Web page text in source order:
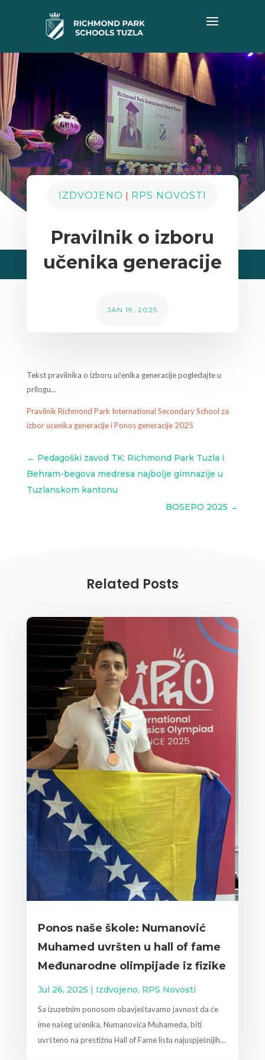
IZDVOJENO | RPS NOVOSTI
Pravilnik o izboru
učenika generacije
JAN 19, 2025
Tekst pravilnika o izboru učenika generacije pogledajte u
prilogu…
Pravilnik Richmond Park International Secondary School za
izbor ucenika generacije i Ponos generacije 2025
← Pedagoški zavod TK: Richmond Park Tuzla i
Behram-begova medresa najbolje gimnazije u
Tuzlanskom kantonu
BOSEPO 2025 →
Related Posts
Ponos naše škole: Numanović
Muhamed uvršten u hall of fame
Međunarodne olimpijade iz fizike
Jul 26, 2025 | Izdvojeno, RPS Novosti
Sa izuzetnim ponosom obavještavamo javnost da će
ime našeg učenika, Numanovića Muhameda, biti
uvršteno na prestižnu Hall of Fame listu najuspješnijih...